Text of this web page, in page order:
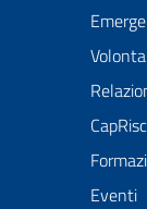
Eventi